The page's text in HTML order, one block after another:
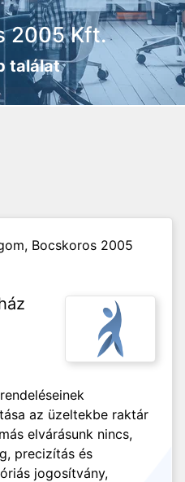
2005 Kft.
találat
Bocskoros 2005
az üzeltekbe raktár
elvárásunk nincs,
precizítás és
jogosítvány,